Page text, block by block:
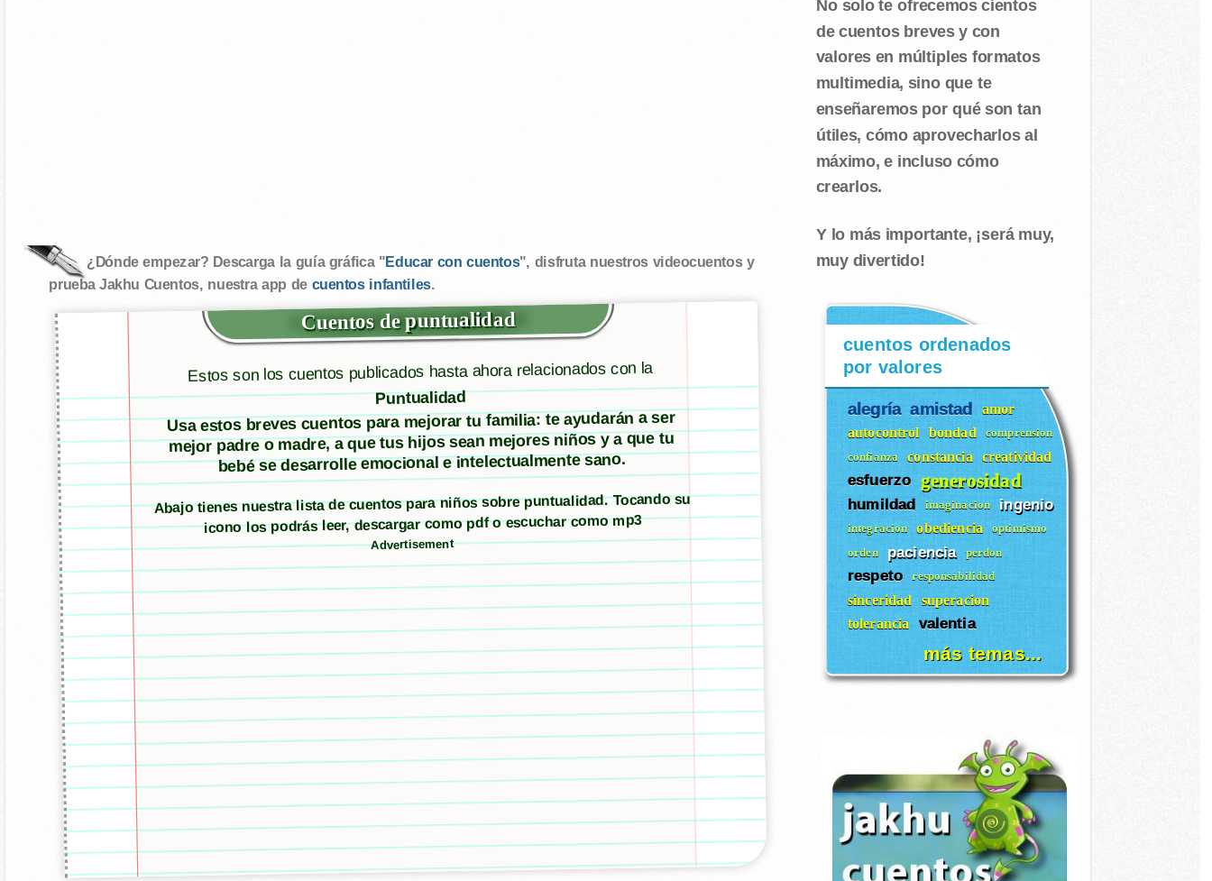
¿Dónde empezar? Descarga la guía gráfica "Educar con cuentos", disfruta nuestros videocuentos y
prueba Jakhu Cuentos, nuestra app de cuentos infantiles.
Cuentos de puntualidad
Estos son los cuentos publicados hasta ahora relacionados con la
Puntualidad
Usa estos breves cuentos para mejorar tu familia: te ayudarán a ser
mejor padre o madre, a que tus hijos sean mejores niños y a que tu
bebé se desarrolle emocional e intelectualmente sano.
Abajo tienes nuestra lista de cuentos para niños sobre puntualidad. Tocando su
icono los podrás leer, descargar como pdf o escuchar como mp3
Advertisement
No solo te ofrecemos cientos
de cuentos breves y con
valores en múltiples formatos
multimedia, sino que te
enseñaremos por qué son tan
útiles, cómo aprovecharlos al
máximo, e incluso cómo
crearlos.
Y lo más importante, ¡será muy,
muy divertido!
cuentos ordenados
por valores
alegría amistad amor
autocontrol bondad comprension
confianza constancia creatividad
esfuerzo generosidad
humildad imaginacion ingenio
integracion obediencia optimismo
orden paciencia perdon
respeto responsabilidad
sinceridad
superacion
tolerancia
valentia
más temas...